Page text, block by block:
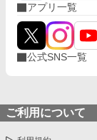
アプリ一覧
公式SNS一覧
ご利用について